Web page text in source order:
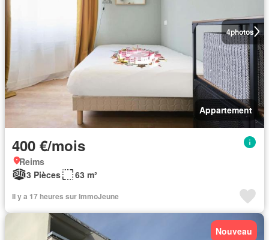
4photos
Appartement
400 €/mois
Reims
3 Pièces
63 m²
Il y a 17 heures sur ImmoJeune
Nouveau